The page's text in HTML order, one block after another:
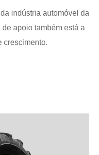
indústria automóvel da
apoio também está a
crescimento.